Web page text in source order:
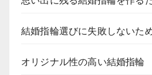
結婚指輪選びに失敗しないた
オリジナル性の高い結婚指輪